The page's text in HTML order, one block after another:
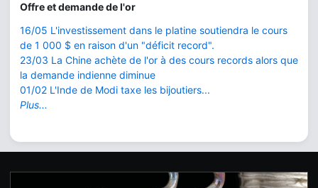
Offre et demande de l'or
16/05 L'investissement dans le platine soutiendra le cours
de 1 000 $ en raison d'un "déficit record".
23/03 La Chine achète de l'or à des cours records alors que
la demande indienne diminue
01/02 L'Inde de Modi taxe les bijoutiers...
Plus...